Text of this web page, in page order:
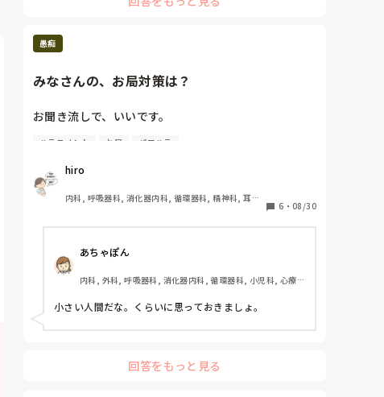
愚痴
みなさんの、お局対策は？
お聞き流しで、いいです。
別の病棟に異動になり、良かった面もあり悲喜交々？
挨拶無視は言うまでもなく、ハラスメントあるし虐待
案件あるし…
蒸し暑い浴室の清掃を強制するし、おまけに文句を言
いに来る、言うことバラバラ(上から掃除とか言って浴
間に休憩室で出勤してきたメンバーと雑談、仕事がい
いかげん(口腔ケアの歯ブラシとかゴミ付いたまま
etc)、エアコン止める、サーキュレーターも止める、
挙げたらキリがないです。
私が患者さんから人気がある(？)から妬まれてるのか
いかんせん我慢の限界突破で、直接言っても火に油だ
ハラスメント お局 パワハラ
hiro
内科, 呼吸器科, 消化器内科, 循環器科, 精神科, 耳鼻
6 ・ 08/30
あちゃぽん
内科, 外科, 呼吸器科, 消化器内科, 循環器科, 小児科, 心療内
リハビリ科, 総合診療科, 救急科, 超急性期, ICU, CCU,
HCU, その他の科, ママナース, 外来, 神経内科, 脳神経外科,
小さい人間だな。くらいに思っておきましょ。
回答をもっと見る